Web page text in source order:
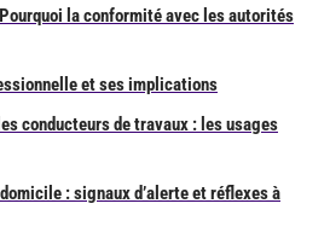
la conformité avec les autorités
et ses implications
conducteurs de travaux : les usages
: signaux d’alerte et réflexes à